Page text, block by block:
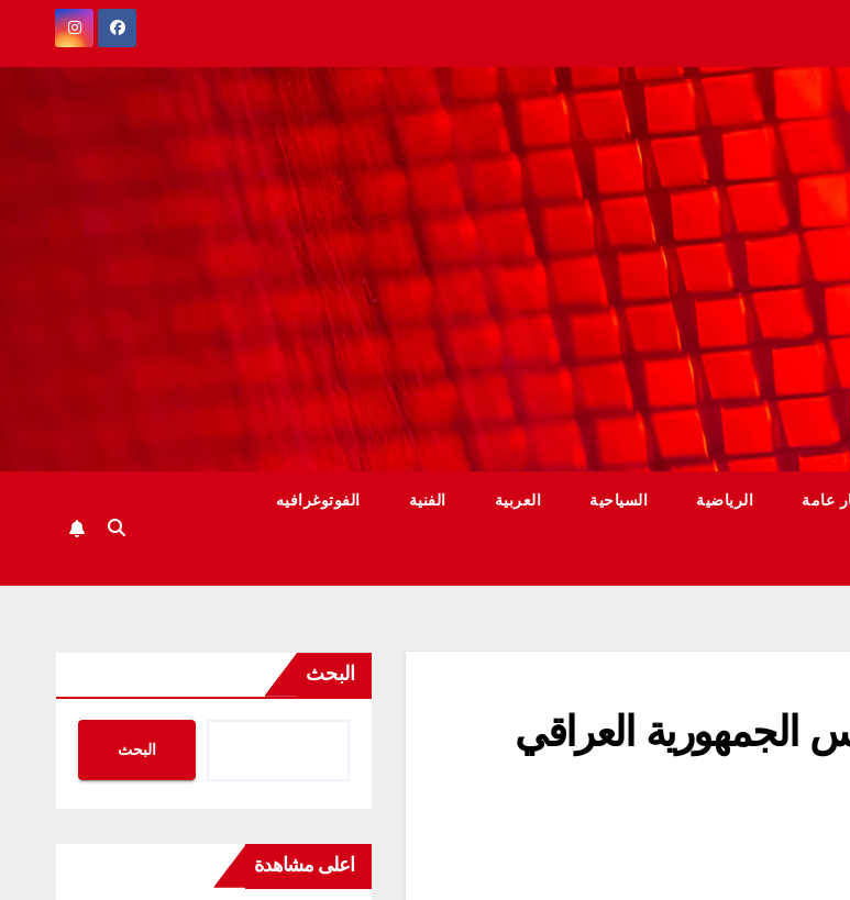
عامة الرياضية السياحية العربية الفنية الفوتوغرافيه
الجمهورية العراقي
البحث
البحث
اعلى مشاهدة